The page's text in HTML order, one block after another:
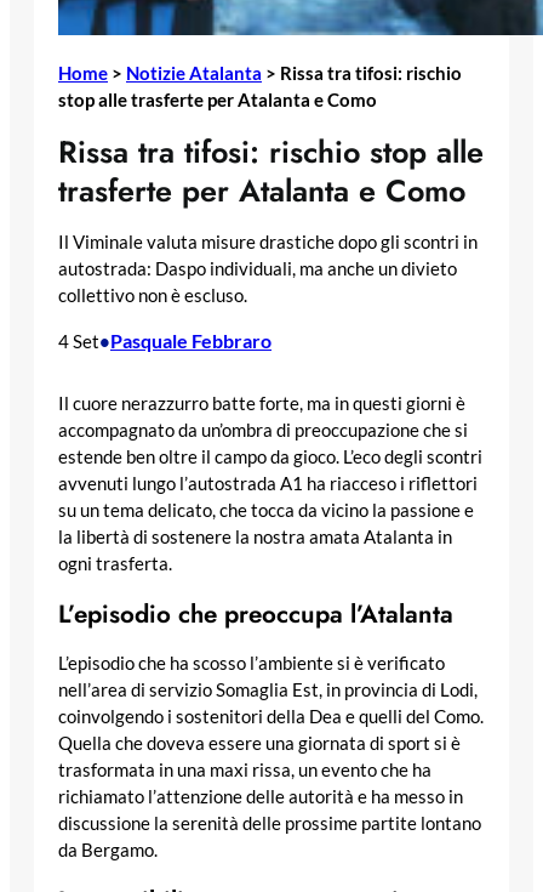
Home > Notizie Atalanta > Rissa tra tifosi: rischio
stop alle trasferte per Atalanta e Como
Rissa tra tifosi: rischio stop alle
trasferte per Atalanta e Como
Il Viminale valuta misure drastiche dopo gli scontri in
autostrada: Daspo individuali, ma anche un divieto
collettivo non è escluso.
4 Set•Pasquale Febbraro
Il cuore nerazzurro batte forte, ma in questi giorni è
accompagnato da un’ombra di preoccupazione che si
estende ben oltre il campo da gioco. L’eco degli scontri
avvenuti lungo l’autostrada A1 ha riacceso i riflettori
su un tema delicato, che tocca da vicino la passione e
la libertà di sostenere la nostra amata Atalanta in
ogni trasferta.
L’episodio che preoccupa l’Atalanta
L’episodio che ha scosso l’ambiente si è verificato
nell’area di servizio Somaglia Est, in provincia di Lodi,
coinvolgendo i sostenitori della Dea e quelli del Como.
Quella che doveva essere una giornata di sport si è
trasformata in una maxi rissa, un evento che ha
richiamato l’attenzione delle autorità e ha messo in
discussione la serenità delle prossime partite lontano
da Bergamo.